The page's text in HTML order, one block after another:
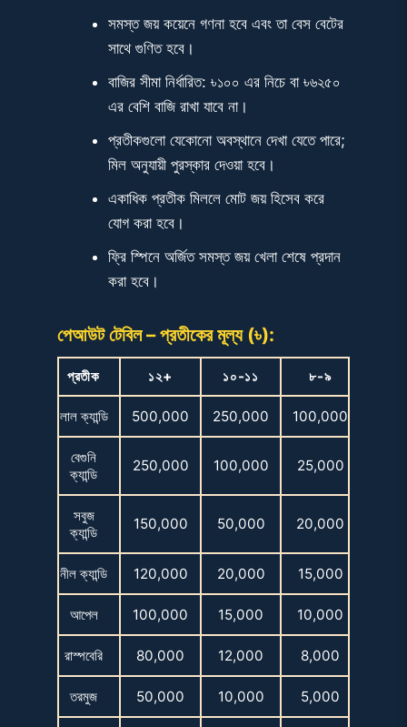
সমস্ত জয় কয়েনে গণনা হবে এবং তা বেস বেটের
সাথে গুণিত হবে।
বাজির সীমা নির্ধারিত: ৳১০০ এর নিচে বা ৳৬২৫০
এর বেশি বাজি রাখা যাবে না।
প্রতীকগুলো যেকোনো অবস্থানে দেখা যেতে পারে;
মিল অনুযায়ী পুরস্কার দেওয়া হবে।
একাধিক প্রতীক মিললে মোট জয় হিসেব করে
যোগ করা হবে।
ফ্রি স্পিনে অর্জিত সমস্ত জয় খেলা শেষে প্রদান
করা হবে।
পেআউট টেবিল – প্রতীকের মূল্য (৳):
প্রতীক ১২+ ১০-১১ ৮-৯
লাল ক্যান্ডি 500,000 250,000 100,000
বেগুনি
ক্যান্ডি
250,000 100,000 25,000
সবুজ
ক্যান্ডি
150,000 50,000 20,000
নীল ক্যান্ডি 120,000 20,000 15,000
আপেল 100,000 15,000 10,000
রাস্পবেরি 80,000 12,000 8,000
তরমুজ 50,000 10,000 5,000